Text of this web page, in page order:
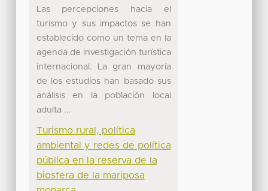
Las percepciones hacia el
turismo y sus impactos se han
establecido como un tema en la
agenda de investigación turística
internacional. La gran mayoría
de los estudios han basado sus
análisis en la población local
adulta ...
Turismo rural, política
ambiental y redes de política
pública en la reserva de la
biosfera de la mariposa